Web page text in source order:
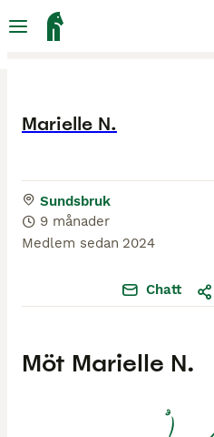
Marielle N.
Sundsbruk
9 månader
Medlem sedan 2024
Möt Marielle N.
Chatt